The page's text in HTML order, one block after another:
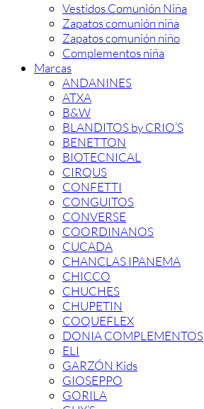
Vestidos Comunión Niña
Zapatos comunión niña
Zapatos comunión niño
Complementos niña
Marcas
ANDANINES
ATXA
B&W
BLANDITOS by CRIO’S
BENETTON
BIOTECNICAL
CIRQUS
CONFETTI
CONGUITOS
CONVERSE
COORDINANOS
CUCADA
CHANCLAS IPANEMA
CHICCO
CHUCHES
CHUPETIN
COQUEFLEX
DONIA COMPLEMENTOS
ELI
GARZÓN Kids
GIOSEPPO
GORILA